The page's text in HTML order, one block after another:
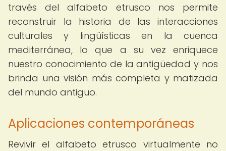
través del alfabeto etrusco nos permite
reconstruir la historia de las interacciones
culturales y lingüísticas en la cuenca
mediterránea, lo que a su vez enriquece
nuestro conocimiento de la antigüedad y nos
brinda una visión más completa y matizada
del mundo antiguo.
Aplicaciones contemporáneas
Revivir el alfabeto etrusco virtualmente no